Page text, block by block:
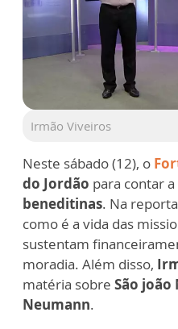
Irmão Viveiros
Neste sábado (12), o
do Jordão para contar
beneditinas. Na
como é a vida das
sustentam
moradia. Além disso,
matéria sobre São joão
Neumann.